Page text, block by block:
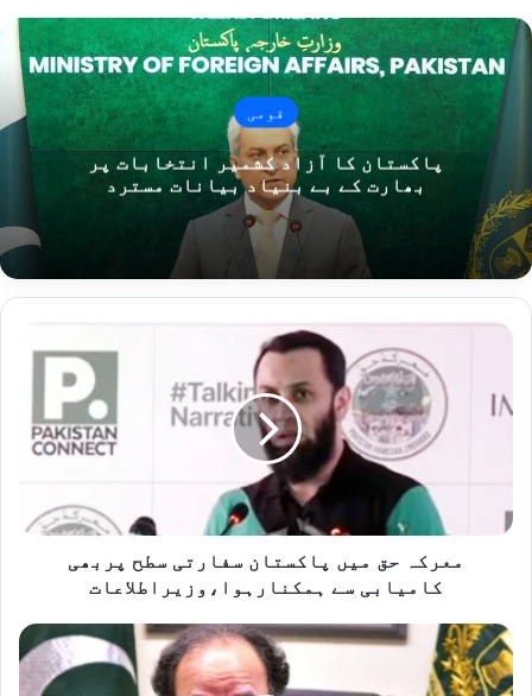
قومی
پاکستان کا آزاد کشمیر انتخابات پر
بھارت کے بے بنیاد بیانات مسترد
پاکستان
کامیابی
سے
ہمکنارہوا،وزیراطلاعات
معرکہ حق میں پاکستان سفارتی سطح پربھی
کامیابی سے ہمکنارہوا،وزیراطلاعات
وزیرخزانہ
کا
ملک